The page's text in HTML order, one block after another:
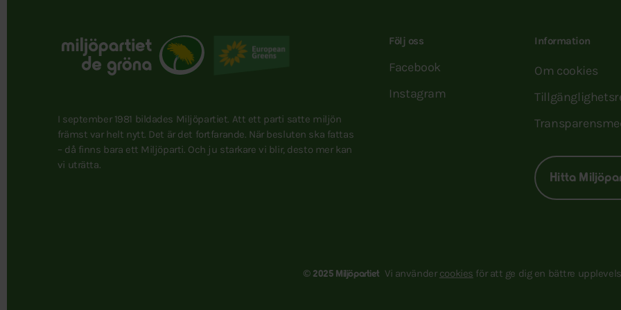
I september 1981 bildades Miljöpartiet. Att ett parti satte miljön
främst var helt nytt. Det är det fortfarande. När besluten ska fattas
– då finns bara ett Miljöparti. Och ju starkare vi blir, desto mer kan
vi uträtta.
Följ oss
Facebook
Instagram
Information
Om cookies
Hitta
© 2025 Miljöpartiet Vi använder cookies för att ge dig en bättre